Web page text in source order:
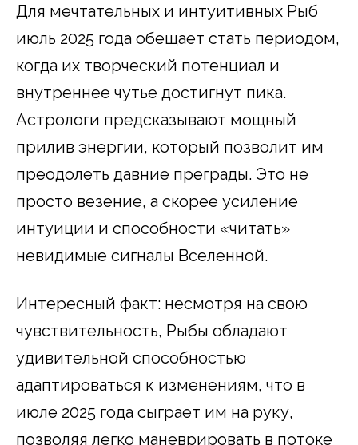
Для мечтательных и интуитивных Рыб
июль 2025 года обещает стать периодом,
когда их творческий потенциал и
внутреннее чутье достигнут пика.
Астрологи предсказывают мощный
прилив энергии, который позволит им
преодолеть давние преграды. Это не
просто везение, а скорее усиление
интуиции и способности «читать»
невидимые сигналы Вселенной.
Интересный факт: несмотря на свою
чувствительность, Рыбы обладают
удивительной способностью
адаптироваться к изменениям, что в
июле 2025 года сыграет им на руку,
позволяя легко маневрировать в потоке